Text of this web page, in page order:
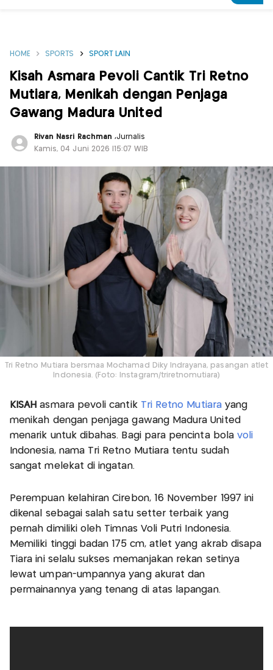
HOME SPORTS SPORT LAIN
Kisah Asmara Pevoli Cantik Tri Retno
Mutiara, Menikah dengan Penjaga
Gawang Madura United
Rivan Nasri Rachman ,Jurnalis
Kamis, 04 Juni 2026 |15:07 WIB
Tri Retno Mutiara bersmaa Mochamad Diky Indrayana, pasangan atlet
Indonesia. (Foto: Instagram/triretnomutiara)
KISAHasmara pevoli cantikTri Retno Mutiara yang
menikah dengan penjaga gawang Madura United
menarik untuk dibahas. Bagi para pencinta bolavoli
Indonesia, nama Tri Retno Mutiara tentu sudah
sangat melekat di ingatan.
Perempuan kelahiran Cirebon, 16 November 1997 ini
dikenal sebagai salah satu setter terbaik yang
pernah dimiliki oleh Timnas Voli Putri Indonesia.
Memiliki tinggi badan 175 cm, atlet yang akrab disapa
Tiara ini selalu sukses memanjakan rekan setinya
lewat umpan-umpannya yang akurat dan
permainannya yang tenang di atas lapangan.